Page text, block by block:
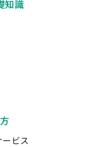
知識
ビス